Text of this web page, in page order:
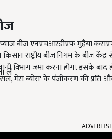
लें
बीज एनएचआरडीएफ मुहैया
राष्ट्रीय बीज निगम के बीज
विभाग जमा करना होगा. इसके बाद
मेरा ब्योरा' के पंजीकरण की